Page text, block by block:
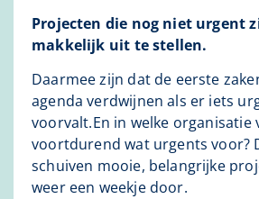
Projecten die nog niet urgent
makkelijk uit te stellen.
Daarmee zijn dat de eerste
agenda verdwijnen als er iets
voorvalt.En in welke organisatie
voortdurend wat urgents voor?
schuiven mooie, belangrijke
weer een weekje door.